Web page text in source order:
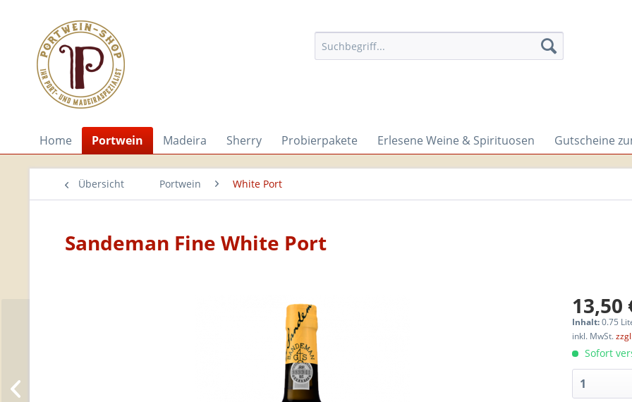
Home Portwein Madeira Sherry Probierpakete Erlesene Weine & Spirituosen Gutscheine
Übersicht Portwein White Port
Sandeman Fine White Port
13,50
Inhalt:0.75
inkl. MwSt.
Sofort